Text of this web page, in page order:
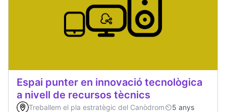
Espai punter en innovació tecnològica
a nivell de recursos tècnics
Treballem el pla estratègic del Canòdrom
5 anys